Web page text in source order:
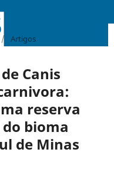
/ Artigos
Canis
reserva
bioma
de Minas